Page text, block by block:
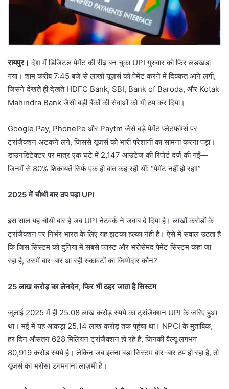
रायपुर। देश में डिजिटल पेमेंट की रीढ़ बन चुका UPI गुरुवार को फिर लड़खड़ा
गया। शाम करीब 7:45 बजे से लाखों यूज़र्स को पेमेंट करने में दिक्कत आने लगी,
जिसने देखते ही देखते HDFC Bank, SBI, Bank of Baroda, और Kotak
Mahindra Bank जैसी बड़ी बैंकों की सेवाओं को भी ठप कर दिया।
Google Pay, PhonePe और Paytm जैसे बड़े पेमेंट प्लेटफॉर्म्स पर
ट्रांजैक्शन अटकने लगे, जिससे यूज़र्स को भारी परेशानी का सामना करना पड़ा।
डाउनडिटेक्टर पर मात्र एक घंटे में 2,147 आउटेज की रिपोर्ट दर्ज की गईं—
जिनमें से 80% शिकायतें सिर्फ एक ही बात कह रही थीं: “पेमेंट नहीं हो रहा!”
2025 में चौथी बार ठप पड़ा UPI
इस साल यह चौथी बार है जब UPI नेटवर्क ने जवाब दे दिया है। लाखों करोड़ों के
ट्रांजैक्शन पर निर्भर भारत के लिए यह झटका हल्का नहीं है। ऐसे में सवाल उठता है
कि जिस सिस्टम को दुनिया में सबसे फास्ट और भरोसेमंद पेमेंट सिस्टम कहा जा
रहा है, उसमें बार-बार आ रही रुकावटों का जिम्मेदार कौन?
25 लाख करोड़ का लेनदेन, फिर भी ठहर जाता है सिस्टम
जुलाई 2025 में ही 25.08 लाख करोड़ रुपये का ट्रांजैक्शन UPI के जरिए हुआ
था। मई में यह आंकड़ा 25.14 लाख करोड़ तक पहुंचा था। NPCI के मुताबिक,
हर दिन औसतन 628 मिलियन ट्रांजैक्शन हो रहे हैं, जिनकी वैल्यू लगभग
80,919 करोड़ रुपये है। लेकिन जब इतना बड़ा सिस्टम बार-बार ठप हो रहा है, तो
यूज़र्स का भरोसा डगमगाना लाज़मी है।